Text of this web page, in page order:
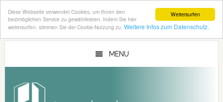
Weitersurfen
Diese Webseite verwendet Cookies, um Ihnen den
bestmöglichen Service zu gewährleisten. Indem Sie hier
weitersurfen, stimmen Sie der Cookie-Nutzung zu. Weitere Infos zum Datenschutz.
Zum
Zur
MENU